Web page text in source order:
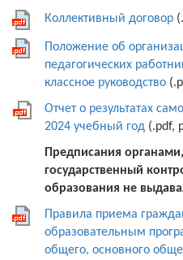
Коллективный договор
Положение об
педагогических
классное руководство
Отчет о результатах
2024 учебный год (.pdf,
Предписания
государственный
образования не
Правила приема
образовательным
общего, основного